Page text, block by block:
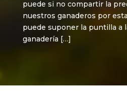
puede si no compartir la
nuestros ganaderos por
puede suponer la puntilla a
ganadería […]